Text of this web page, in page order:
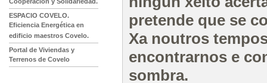
Cooperación y Solidariedad.
ESPACIO COVELO.
Eficiencia Energética en
edificio maestros Covelo.
Portal de Viviendas y
Terrenos de Covelo
pretende que se
Xa noutros
encontrarnos e
sombra.